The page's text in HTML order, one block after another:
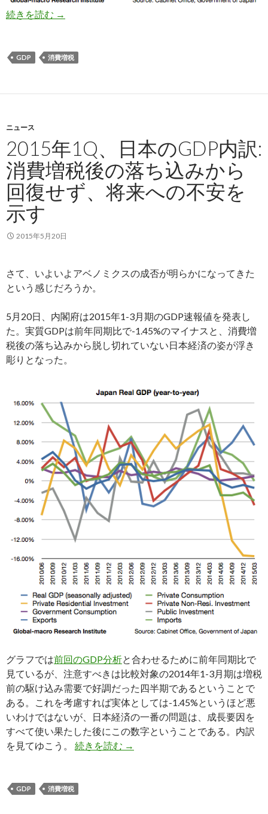
続きを読む 2015年3Q日本のGDP内訳: 消費増税からやや回
→
GDP 消費増税
ニュース
2015年1Q、日本のGDP内訳:
消費増税後の落ち込みから
回復せず、将来への不安を
示す
2015年5月20日
さて、いよいよアベノミクスの成否が明らかになってきた
という感じだろうか。
5月20日、内閣府は2015年1-3月期のGDP速報値を発表し
た。実質GDPは前年同期比で-1.45%のマイナスと、消費増
税後の落ち込みから脱し切れていない日本経済の姿が浮き
彫りとなった。
グラフでは前回のGDP分析と合わせるために前年同期比で
見ているが、注意すべきは比較対象の2014年1-3月期は増税
前の駆け込み需要で好調だった四半期であるということで
ある。これを考慮すれば実体としては-1.45%というほど悪
いわけではないが、日本経済の一番の問題は、成長要因を
すべて使い果たした後にこの数字ということである。内訳
を見てゆこう。 続きを読む 2015年1Q、日本のGDP内訳: 消
→
GDP 消費増税